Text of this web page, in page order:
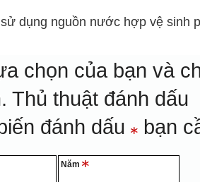
dụng nguồn nước hợp vệ sinh
chọn của bạn và
Thủ thuật đánh dấu
đánh dấu bạn
Năm